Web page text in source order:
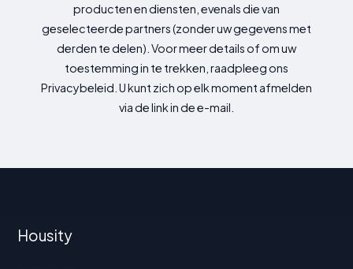
producten en diensten, evenals die van
geselecteerde partners (zonder uw gegevens met
derden te delen). Voor meer details of om uw
toestemming in te trekken, raadpleeg ons
Privacybeleid. U kunt zich op elk moment afmelden
via de link in de e-mail.
Housity